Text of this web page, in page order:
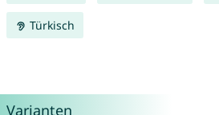
Türkisch
Varianten